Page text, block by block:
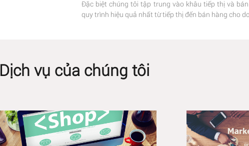
Đặc biệt chúng tôi tập trung vào khâu tiếp thị và
quy trình hiệu quả nhất từ tiếp thị đến bán hàng cho
Dịch vụ của chúng tôi